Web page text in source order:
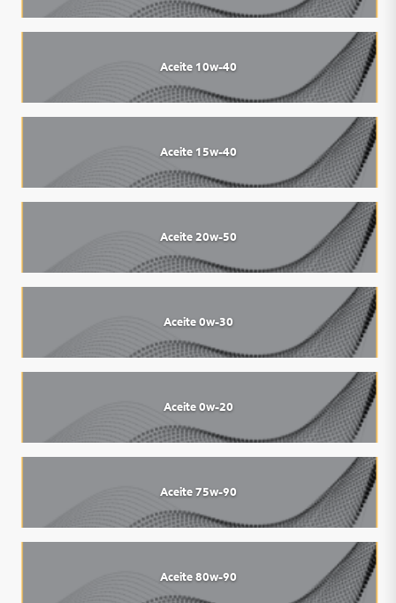
Aceite 10w-40
Aceite 15w-40
Aceite 20w-50
Aceite 0w-30
Aceite 0w-20
Aceite 75w-90
Aceite 80w-90